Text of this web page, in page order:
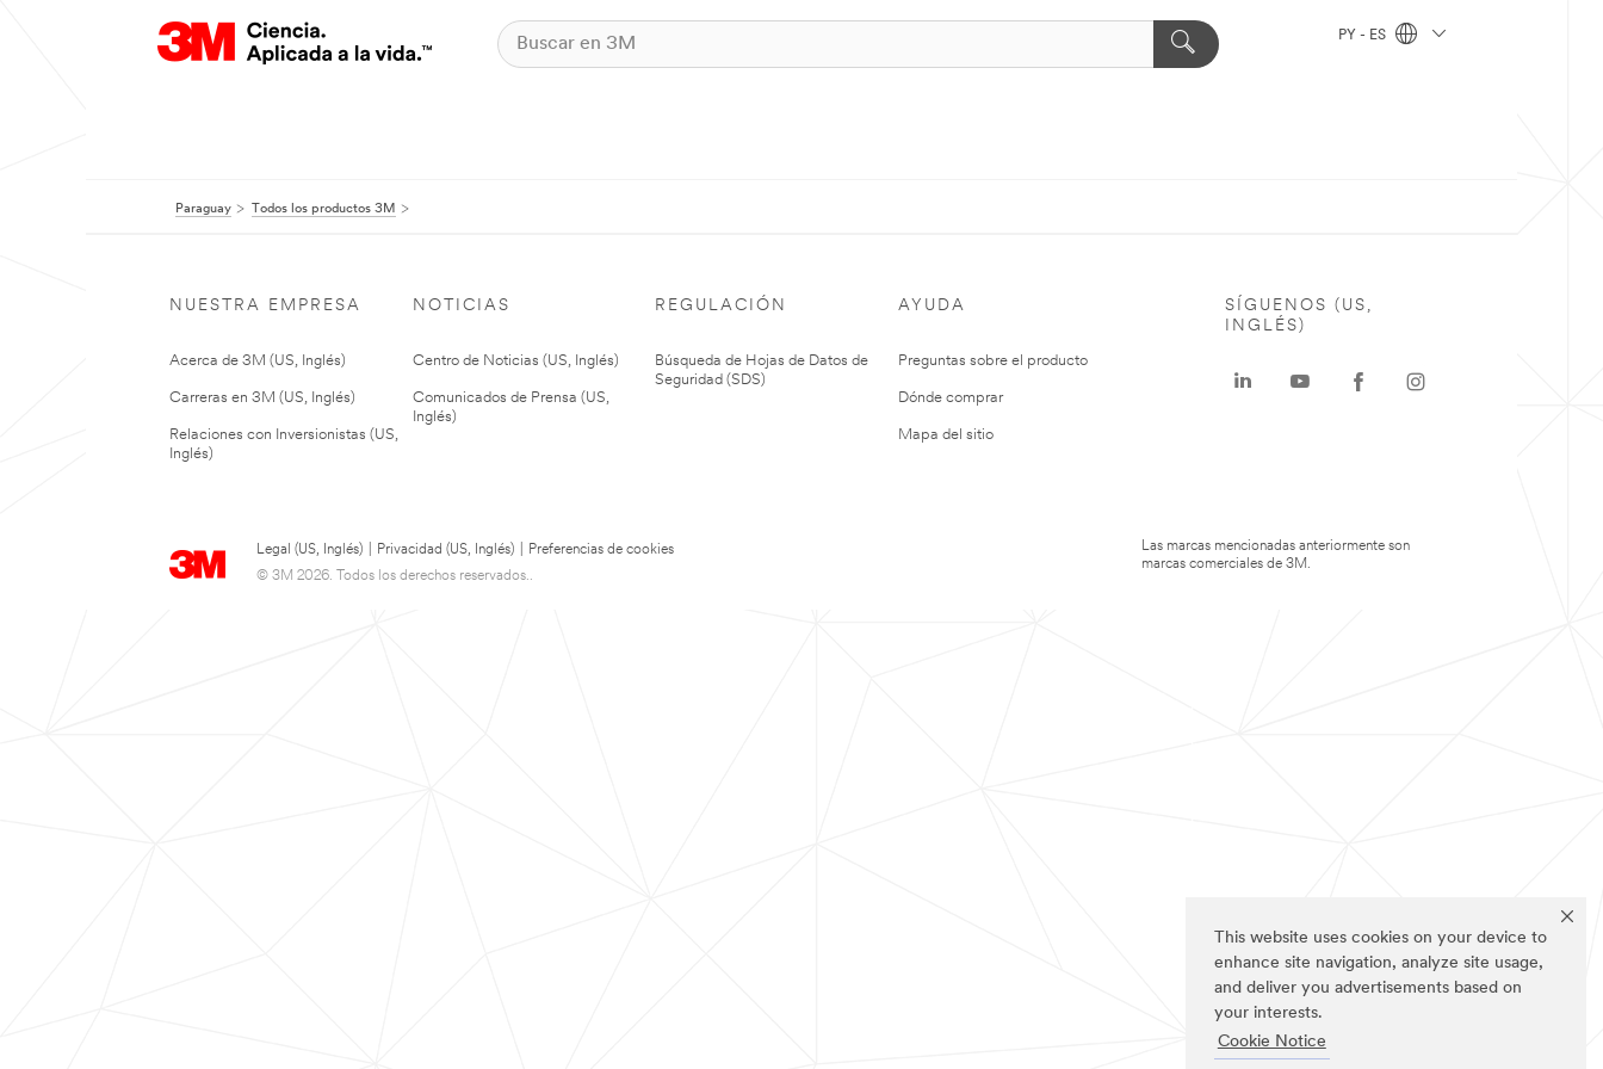
This website uses cookies on your device to
enhance site navigation, analyze site usage,
and deliver you advertisements based on
your interests.
Cookie Notice
PY - ES
Paraguay Todos los productos 3M
NUESTRA EMPRESA
Acerca de 3M (US, Inglés)
Carreras en 3M (US, Inglés)
Relaciones con Inversionistas (US,
Inglés)
NOTICIAS
Centro de Noticias (US, Inglés)
Comunicados de Prensa (US,
Inglés)
REGULACIÓN
Búsqueda de Hojas de Datos de
Seguridad (SDS)
AYUDA
Preguntas sobre el producto
Dónde comprar
Mapa del sitio
Legal (US, Inglés) Privacidad (US, Inglés)
Preferencias de cookies
© 3M 2026. Todos los derechos reservados..
SÍGUENOS (US,
INGLÉS)
Las marcas mencionadas anteriormente son
marcas comerciales de 3M.